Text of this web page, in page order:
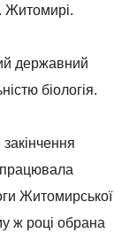
Житомирі.
державний
біологія.
Житомирської
ж році обрана